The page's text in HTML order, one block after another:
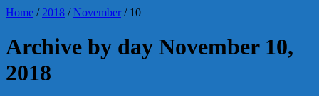
Home / 2018 /November / 10
Archive by day November 10,
2018